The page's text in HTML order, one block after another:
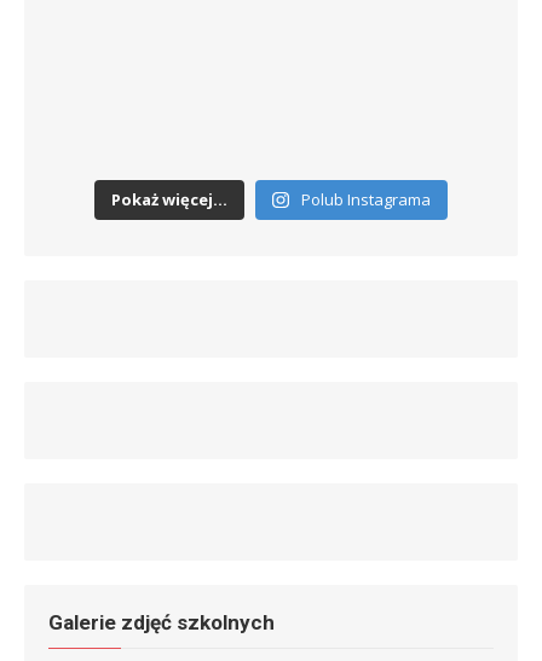
Pokaż więcej... Polub Instagrama
Galerie zdjęć szkolnych